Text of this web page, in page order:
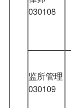
030108
监所管理
030109